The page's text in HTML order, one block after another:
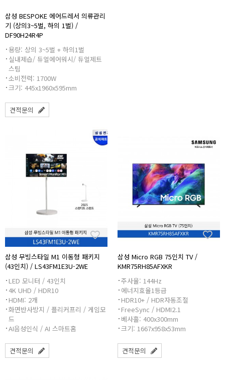
삼성 BESPOKE 에어드레서 의류관리
기 (상의3~5벌, 하의 1벌) /
DF90H24R4P
용량: 상의 3~5벌 + 하의1벌
실내제습/ 듀얼에어워시/ 듀얼제트
스팀
소비전력: 1700W
크기: 445x1960x595mm
견적문의
삼성 무빙스타일 M1 이동형 패키지
(43인치) / LS43FM1E3U-2WE
LED 모니터 / 43인치
4K UHD / HDR10
HDMI: 2개
화면반사방지 / 플리커프리 / 게임모
드
AI음성인식 / AI 스마트홈
견적문의
삼성 Micro RGB 75인치 TV /
KMR75RH85AFXKR
주사율: 144Hz
에너지효율1등급
HDR10+ / HDR자동조절
FreeSync / HDMI2.1
베사홀: 400x300mm
크기: 1667x958x53mm
견적문의